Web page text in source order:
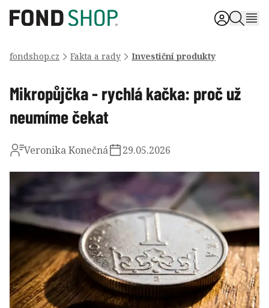
fondshop.cz Fakta a rady Investiční produkty
Mikropůjčka - rychlá kačka: proč už
neumíme čekat
Veronika Konečná 29.05.2026